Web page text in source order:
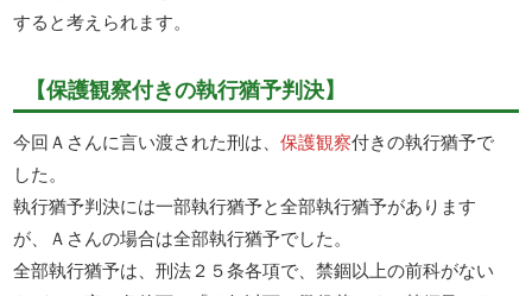
すると考えられます。
【保護観察付きの執行猶予判決】
今回Ａさんに言い渡された刑は、保護観察付きの執行猶予で
した。
執行猶予判決には一部執行猶予と全部執行猶予があります
が、Ａさんの場合は全部執行猶予でした。
全部執行猶予は、刑法２５条各項で、禁錮以上の前科がない